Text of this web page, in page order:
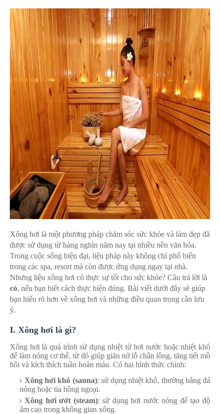
Xông hơi là một phương pháp chăm sóc sức khỏe và làm đẹp đã
được sử dụng từ hàng nghìn năm nay tại nhiều nền văn hóa.
Trong cuộc sống hiện đại, liệu pháp này không chỉ phổ biến
trong các spa, resort mà còn được ứng dụng ngay tại nhà.
Nhưng liệu xông hơi có thực sự tốt cho sức khỏe? Câu trả lời là
có, nếu bạn biết cách thực hiện đúng. Bài viết dưới đây sẽ giúp
bạn hiểu rõ hơn về xông hơi và những điều quan trọng cần lưu
ý.
I. Xông hơi là gì?
Xông hơi là quá trình sử dụng nhiệt từ hơi nước hoặc nhiệt khô
để làm nóng cơ thể, từ đó giúp giãn nở lỗ chân lông, tăng tiết mồ
hôi và kích thích tuần hoàn máu. Có hai hình thức chính:
Xông hơi khô (sauna): sử dụng nhiệt khô, thường bằng đá
nóng hoặc tia hồng ngoại.
Xông hơi ướt (steam): sử dụng hơi nước nóng để tạo độ
ẩm cao trong không gian xông.